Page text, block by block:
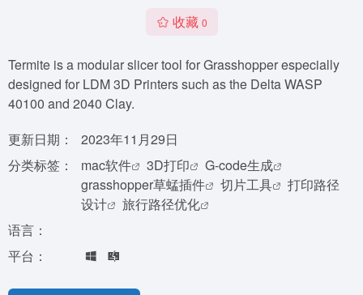
收藏 0
Termite is a modular slicer tool for Grasshopper especially
designed for LDM 3D Printers such as the Delta WASP
40100 and 2040 Clay.
更新日期：
2023年11月29日
分类标签：
mac软件 3D打印
G-code生成
grasshopper草蜢插件
切片工具
打印路径
设计
旅行路径优化
语言：
平台：